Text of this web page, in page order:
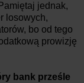
jednak,
losowych,
bo od tego
prowizję
bank prześle